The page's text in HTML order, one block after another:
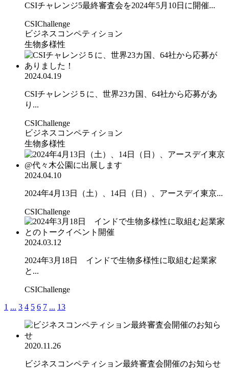
CSIチャレンジ5最終審査会を2024年5月10日に開催...
CSIChallenge
ビジネスコンペティション
生物多様性
2024.04.19
CSIチャレンジ５に、世界23カ国、64社から応募があ
り...
CSIChallenge
ビジネスコンペティション
生物多様性
2024.04.10
2024年4月13日（土）、14日（日）、アースデイ東京...
CSIChallenge
2024.03.12
2024年3月18日 インドで生物多様性に取組む起業家
と...
CSIChallenge
1 ... 3 4 5 6 7 ... 13
2020.11.26
ビジネスコンペティション最終審査会開催のお知らせ